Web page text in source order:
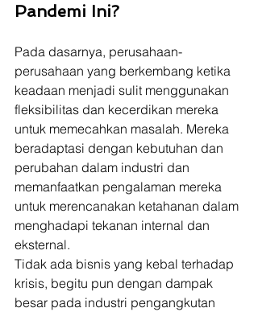
Pandemi Ini?
Pada dasarnya, perusahaan-
perusahaan yang berkembang ketika
keadaan menjadi sulit menggunakan
fleksibilitas dan kecerdikan mereka
untuk memecahkan masalah. Mereka
beradaptasi dengan kebutuhan dan
perubahan dalam industri dan
memanfaatkan pengalaman mereka
untuk merencanakan ketahanan dalam
menghadapi tekanan internal dan
eksternal.
Tidak ada bisnis yang kebal terhadap
krisis, begitu pun dengan dampak
besar pada industri pengangkutan